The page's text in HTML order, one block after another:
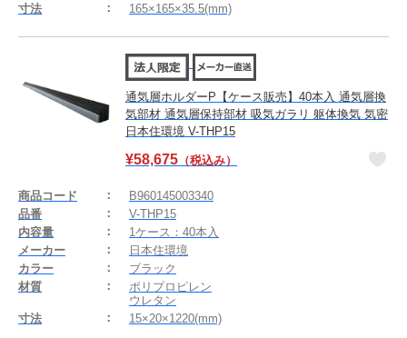
寸法
165×165×35.5(mm)
通気層ホルダーP【ケース販売】40本入 通気層換
気部材 通気層保持部材 吸気ガラリ 躯体換気 気密
日本住環境 V-THP15
¥58,675 （税込み）
商品コード
B960145003340
品番
V-THP15
内容量
1ケース：40本入
メーカー
日本住環境
カラー
ブラック
材質
ポリプロピレン
ウレタン
寸法
15×20×1220(mm)